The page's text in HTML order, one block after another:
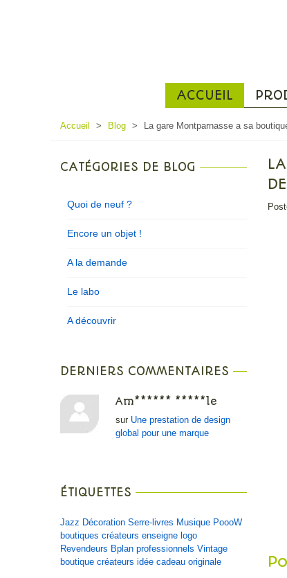
ACCUEIL
Accueil > Blog > La gare Montparnasse a sa
CATÉGORIES DE BLOG
Quoi de neuf ?
Encore un objet !
A la demande
Le labo
A découvrir
DERNIERS COMMENTAIRES
Am****** *****le
sur Une prestation de design
global pour une marque
ÉTIQUETTES
Jazz Décoration Serre-livres Musique PoooW
boutiques créateurs enseigne logo
Revendeurs Bplan professionnels Vintage
boutique créateurs idée cadeau originale